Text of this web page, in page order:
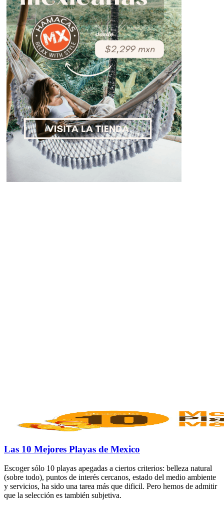
Las 10 Mejores Playas de Mexico
Escoger sólo 10 playas apegadas a ciertos criterios: belleza natural
(sobre todo), puntos de interés cercanos, estado del medio ambiente
y servicios, ha sido una tarea más que dificil. Pero hemos de admitir
que la selección es también subjetiva.